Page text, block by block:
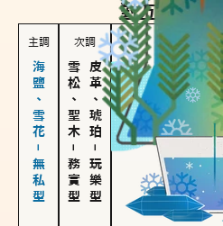
對方的主調
主調
海鹽、雪花－無私型
次調
雪松、聖木
－
務實型
皮革、琥珀
－
玩樂型